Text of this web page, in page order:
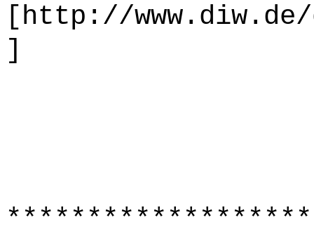
[http://www.diw.de/
]